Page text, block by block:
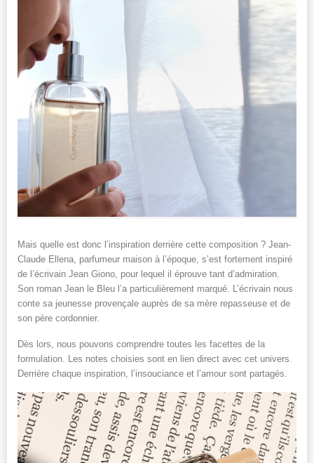
Mais quelle est donc l’inspiration derrière cette composition ? Jean-
Claude Ellena, parfumeur maison à l’époque, s’est fortement inspiré
de l’écrivain Jean Giono, pour lequel il éprouve tant d’admiration.
Son roman Jean le Bleu l’a particulièrement marqué. L’écrivain nous
conte sa jeunesse provençale auprès de sa mère repasseuse et de
son père cordonnier.
Dès lors, nous pouvons comprendre toutes les facettes de la
formulation. Les notes choisies sont en lien direct avec cet univers.
Derrière chaque inspiration, l’insouciance et l’amour sont partagés.